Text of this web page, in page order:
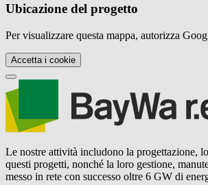
Ubicazione del progetto
Per visualizzare questa mappa, autorizza
Accetta i cookie
Le nostre attività includono la progettazione,
questi progetti, nonché la loro gestione,
messo in rete con successo oltre 6 GW di